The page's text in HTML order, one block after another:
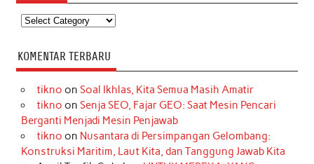
Kategori
KOMENTAR TERBARU
tikno on Soal Ikhlas, Kita Semua Masih Amatir
tikno on Senja SEO, Fajar GEO: Saat Mesin Pencari
Berganti Menjadi Mesin Penjawab
tikno on Nusantara di Persimpangan Gelombang:
Konstruksi Maritim, Laut Kita, dan Tanggung Jawab Kita